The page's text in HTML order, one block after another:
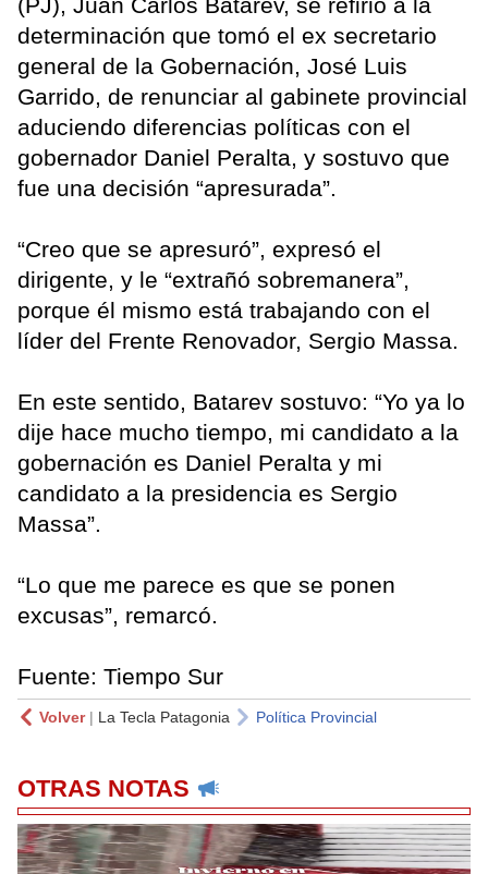
determinación que tomó el ex secretario
general de la Gobernación, José Luis
Garrido, de renunciar al gabinete provincial
aduciendo diferencias políticas con el
gobernador Daniel Peralta, y sostuvo que
fue una decisión “apresurada”.
“Creo que se apresuró”, expresó el
dirigente, y le “extrañó sobremanera”,
porque él mismo está trabajando con el
líder del Frente Renovador, Sergio Massa.
En este sentido, Batarev sostuvo: “Yo ya lo
dije hace mucho tiempo, mi candidato a la
gobernación es Daniel Peralta y mi
candidato a la presidencia es Sergio
Massa”.
“Lo que me parece es que se ponen
excusas”, remarcó.
Fuente: Tiempo Sur
Volver| La Tecla Patagonia Política Provincial
OTRAS NOTAS